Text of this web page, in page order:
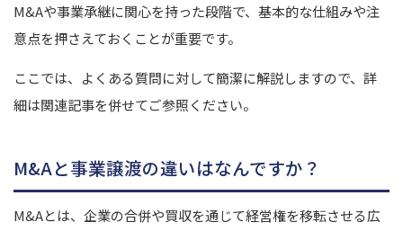
M&Aや事業承継に関心を持った段階で、基本的な仕組みや注
意点を押さえておくことが重要です。
ここでは、よくある質問に対して簡潔に解説しますので、詳
細は関連記事を併せてご参照ください。
M&Aと事業譲渡の違いはなんですか？
M&Aとは、企業の合併や買収を通じて経営権を移転させる広